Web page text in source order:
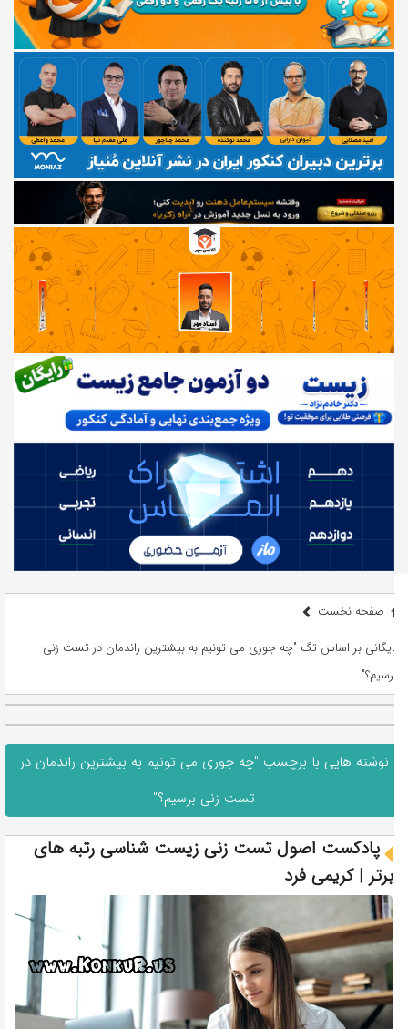
صفحه نخست
بایگانی بر اساس تگ "چه جوری می تونیم به بیشترین راندمان در تست زنی
برسیم؟"
نوشته هایی با برچسب "چه جوری می تونیم به بیشترین راندمان در
تست زنی برسیم؟"
پادکست اصول تست زنی زیست شناسی رتبه های
برتر | کریمی فرد